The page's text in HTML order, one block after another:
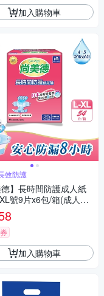
加入購物車
效防護
德】長時間防護成人紙
號9片x6包/箱(成人紙
貼式 夜用)
券
加入購物車